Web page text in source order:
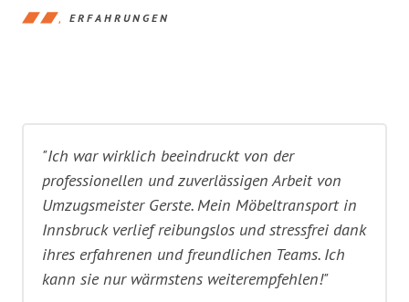
ERFAHRUNGEN
"Ich war wirklich beeindruckt von der
professionellen und zuverlässigen Arbeit von
Umzugsmeister Gerste. Mein Möbeltransport in
Innsbruck verlief reibungslos und stressfrei dank
ihres erfahrenen und freundlichen Teams. Ich
kann sie nur wärmstens weiterempfehlen!"